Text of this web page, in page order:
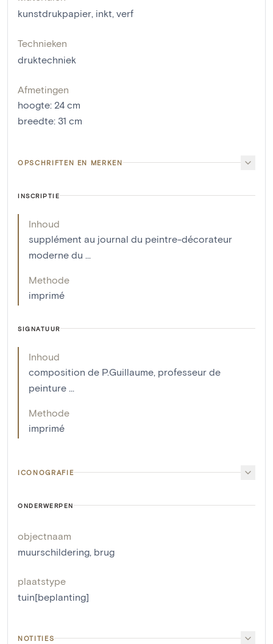
kunstdrukpapier inkt verf
Technieken
druktechniek
Afmetingen
hoogte: 24 cm
breedte: 31 cm
OPSCHRIFTEN EN MERKEN
INSCRIPTIE
Inhoud
supplément au journal du peintre-décorateur
moderne du ...
Methode
imprimé
SIGNATUUR
Inhoud
composition de P.Guillaume, professeur de
peinture ...
Methode
imprimé
ICONOGRAFIE
ONDERWERPEN
objectnaam
muurschildering brug
plaatstype
tuin[beplanting]
NOTITIES